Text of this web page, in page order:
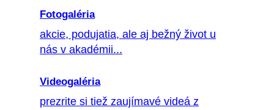
Fotogaléria
akcie, podujatia, ale aj bežný život u
nás v akadémii...
Videogaléria
prezrite si tiež zaujímavé videá z